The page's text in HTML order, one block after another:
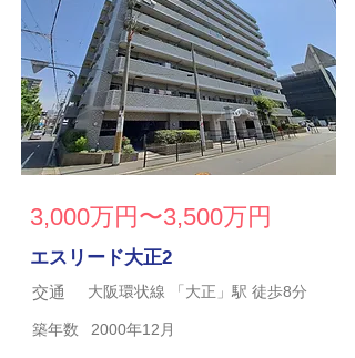
3,000万円〜3,500万円
エスリード大正2
交通 大阪環状線 「大正」駅 徒歩8分
築年数 2000年12月